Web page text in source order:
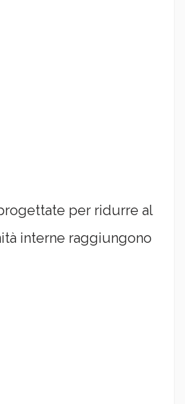
per ridurre al
interne raggiungono